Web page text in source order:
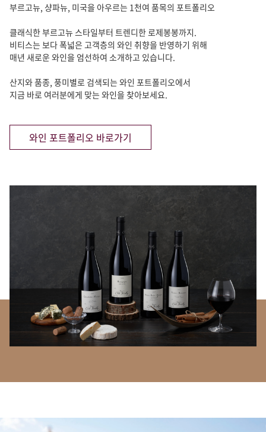
부르고뉴, 샹파뉴, 미국을 아우르는 1천여 품목의 포트폴리오
클래식한 부르고뉴 스타일부터 트렌디한 로제봉봉까지.
비티스는 보다 폭넓은 고객층의 와인 취향을 반영하기 위해
매년 새로운 와인을 엄선하여 소개하고 있습니다.
산지와 품종, 풍미별로 검색되는 와인 포트폴리오에서
지금 바로 여러분에게 맞는 와인을 찾아보세요.
와인 포트폴리오 바로가기